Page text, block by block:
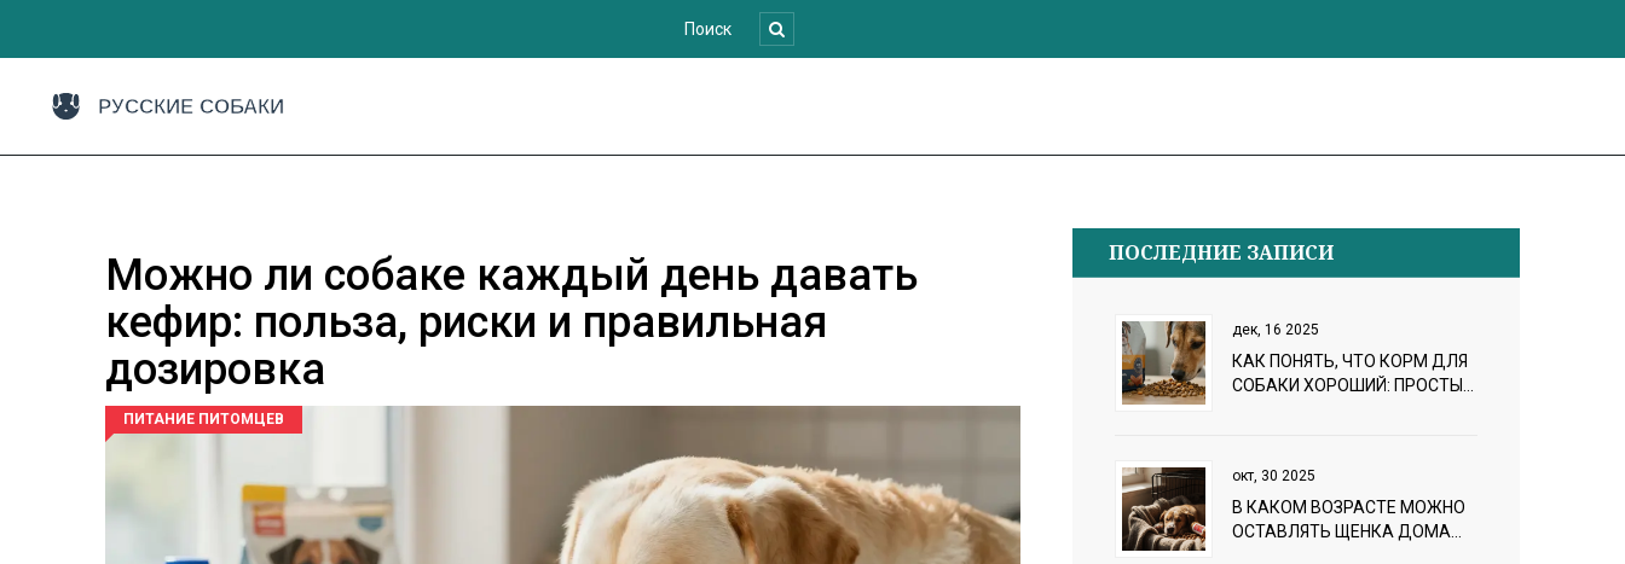
Можно ли собаке каждый день давать
кефир: польза, риски и правильная
дозировка
ПИТАНИЕ ПИТОМЦЕВ
ПОСЛЕДНИЕ ЗАПИСИ
дек, 16 2025
КАК ПОНЯТЬ, ЧТО КОРМ ДЛЯ
СОБАКИ ХОРОШИЙ: ПРОСТЫЕ
окт, 30 2025
В КАКОМ ВОЗРАСТЕ МОЖНО
ОСТАВЛЯТЬ ЩЕНКА ДОМА